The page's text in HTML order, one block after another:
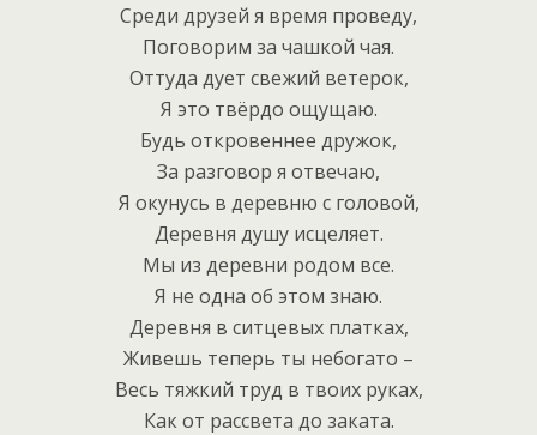
Среди друзей я время проведу,
Поговорим за чашкой чая.
Оттуда дует свежий ветерок,
Я это твёрдо ощущаю.
Будь откровеннее дружок,
За разговор я отвечаю,
Я окунусь в деревню с головой,
Деревня душу исцеляет.
Мы из деревни родом все.
Я не одна об этом знаю.
Деревня в ситцевых платках,
Живешь теперь ты небогато –
Весь тяжкий труд в твоих руках,
Как от рассвета до заката.